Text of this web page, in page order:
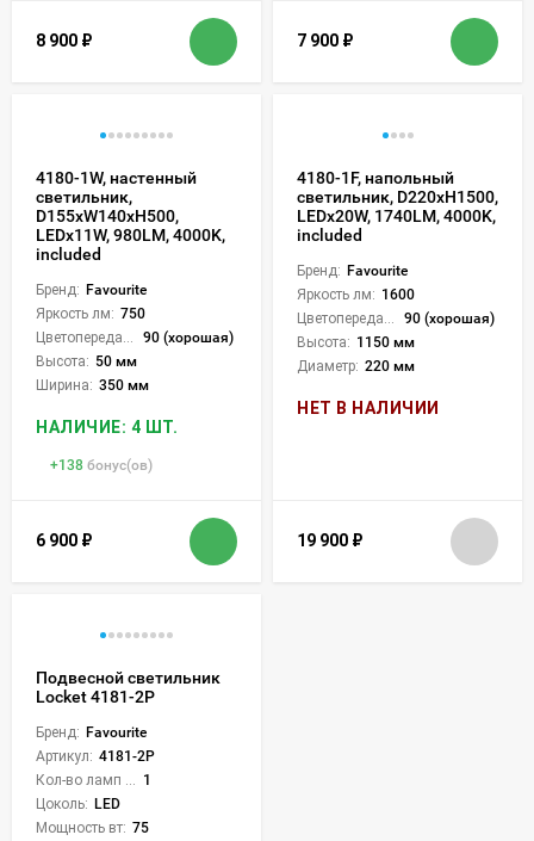
8 900 ₽ 7 900 ₽
4180-1W, настенный
светильник,
D155xW140xH500,
LEDx11W, 980LM, 4000K,
included
Бренд: Favourite
Яркость лм: 750
90 (хорошая)
Высота: 50 мм
Ширина: 350 мм
НАЛИЧИЕ: 4 ШТ.
+138 бонус(ов)
6 900 ₽
4180-1F, напольный
светильник, D220xH1500,
LEDx20W, 1740LM, 4000K,
included
Бренд: Favourite
Яркость лм: 1600
90 (хорошая)
Высота: 1150 мм
Диаметр: 220 мм
НЕТ В НАЛИЧИИ
19 900 ₽
Подвесной светильник
Locket 4181-2P
Бренд: Favourite
Артикул: 4181-2P
1
Цоколь: LED
Мощность вт: 75